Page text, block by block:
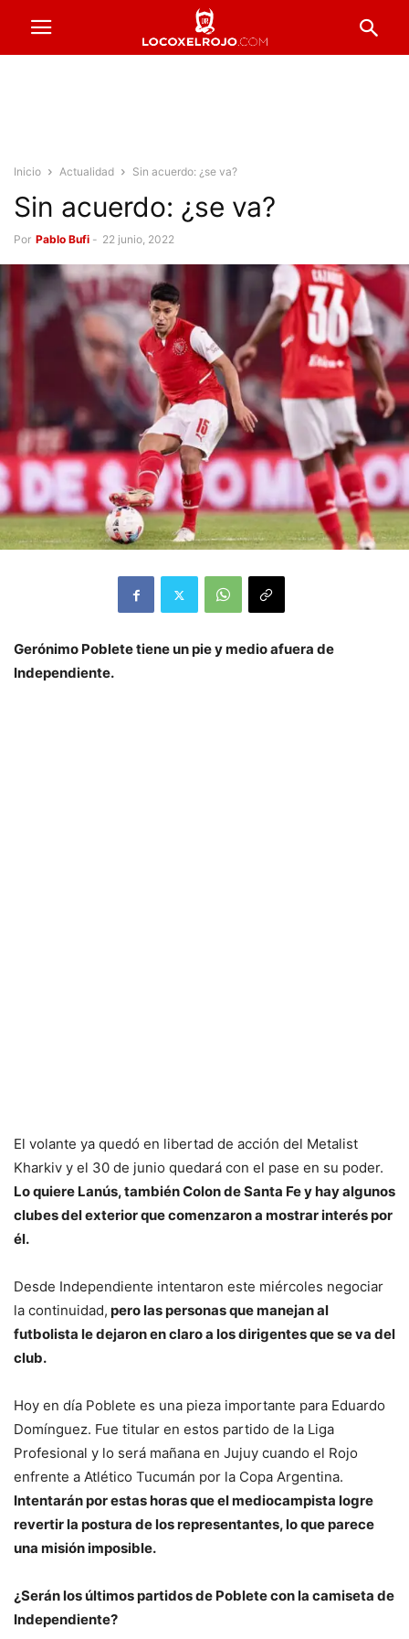
Inicio Actualidad Sin acuerdo: ¿se va?
Sin acuerdo: ¿se va?
Por Pablo Bufi - 22 junio, 2022
Gerónimo Poblete tiene un pie y medio afuera de
Independiente.
El volante ya quedó en libertad de acción del Metalist
Kharkiv y el 30 de junio quedará con el pase en su poder.
Lo quiere Lanús, también Colon de Santa Fe y hay algunos
clubes del exterior que comenzaron a mostrar interés por
él.
Desde Independiente intentaron este miércoles negociar
la continuidad, pero las personas que manejan al
futbolista le dejaron en claro a los dirigentes que se va del
club.
Hoy en día Poblete es una pieza importante para Eduardo
Domínguez. Fue titular en estos partido de la Liga
Profesional y lo será mañana en Jujuy cuando el Rojo
enfrente a Atlético Tucumán por la Copa Argentina.
Intentarán por estas horas que el mediocampista logre
revertir la postura de los representantes, lo que parece
una misión imposible.
¿Serán los últimos partidos de Poblete con la camiseta de
Independiente?